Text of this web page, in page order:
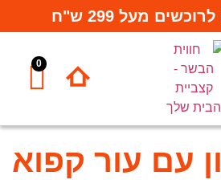
מעל 299 ש"ח
0
עם עור קפוא